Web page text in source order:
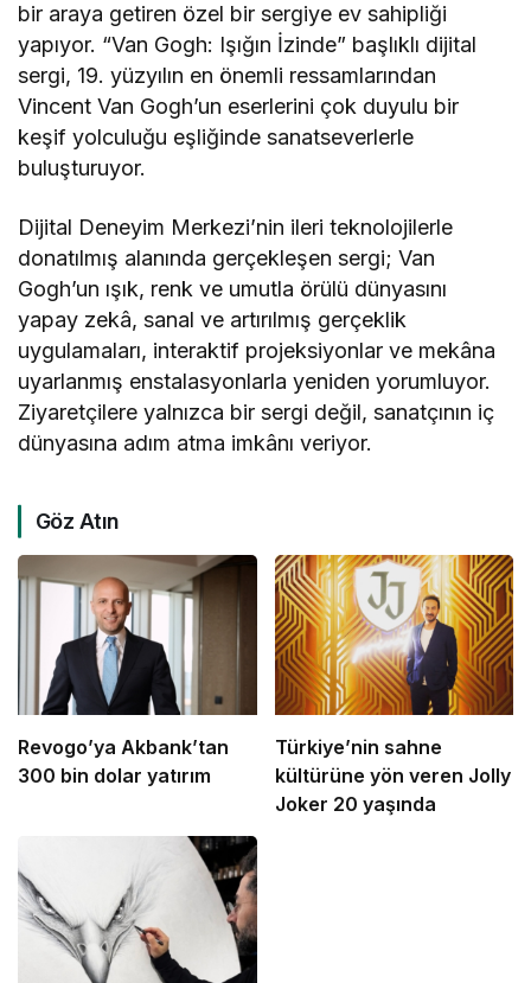
bir araya getiren özel bir sergiye ev sahipliği
yapıyor. “Van Gogh: Işığın İzinde” başlıklı dijital
sergi, 19. yüzyılın en önemli ressamlarından
Vincent Van Gogh’un eserlerini çok duyulu bir
keşif yolculuğu eşliğinde sanatseverlerle
buluşturuyor.
Dijital Deneyim Merkezi’nin ileri teknolojilerle
donatılmış alanında gerçekleşen sergi; Van
Gogh’un ışık, renk ve umutla örülü dünyasını
yapay zekâ, sanal ve artırılmış gerçeklik
uygulamaları, interaktif projeksiyonlar ve mekâna
uyarlanmış enstalasyonlarla yeniden yorumluyor.
Ziyaretçilere yalnızca bir sergi değil, sanatçının iç
dünyasına adım atma imkânı veriyor.
Göz Atın
Revogo’ya Akbank’tan
300 bin dolar yatırım
Türkiye’nin sahne
kültürüne yön veren Jolly
Joker 20 yaşında